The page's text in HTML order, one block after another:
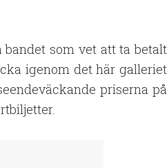
bandet som vet att ta betalt
igenom det här galleriet
priserna på